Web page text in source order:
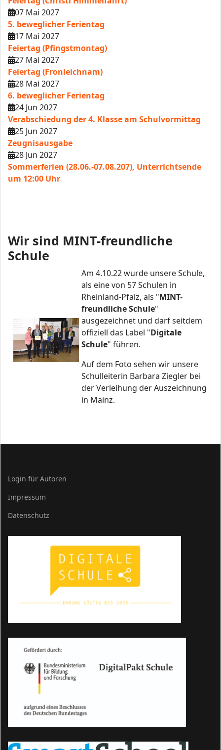
07 Mai 2027
5. beweglicher Ferientag
17 Mai 2027
Feiertag (Pfingstmontag)
27 Mai 2027
Feiertag (Fronleichnam)
28 Mai 2027
6. beweglicher Ferientag
24 Jun 2027
Verabschiedung der 4. Klasse am Schulvormittag
25 Jun 2027
Zeugnisausgabe
28 Jun 2027
Sommerferien (28.06.-07.08.207), Unterrichtsende
um 12:00 Uhr
Wir sind MINT-freundliche
Schule
Am 4.10.22 wurde unsere Schule,
als eine von 57 Schulen in
Rheinland-Pfalz, als "MINT-
freundliche Schule"
ausgezeichnet und darf seitdem
offiziell das Label "Digitale
Schule" führen.
Auf dem Foto sehen wir unsere
Schulleiterin Barbara Ziegler bei
der Verleihung der Auszeichnung
in Mainz.
Login für Autoren
Impressum
Datenschutz